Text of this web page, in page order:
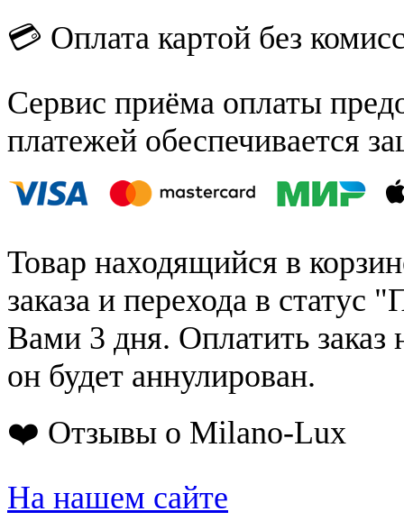
💳 Оплата картой без
Сервис приёма оплаты
платежей обеспечивается
Товар находящийся в
заказа и перехода в статус
Вами 3 дня. Оплатить заказ
он будет аннулирован.
❤️ Отзывы о Milano-Lux
На нашем сайте